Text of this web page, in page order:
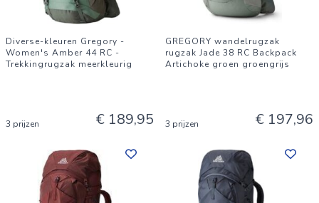
Diverse-kleuren Gregory -
Women's Amber 44 RC -
Trekkingrugzak meerkleurig
3 prijzen € 189,95
GREGORY wandelrugzak
rugzak Jade 38 RC Backpack
Artichoke groen groengrijs
3 prijzen € 197,96